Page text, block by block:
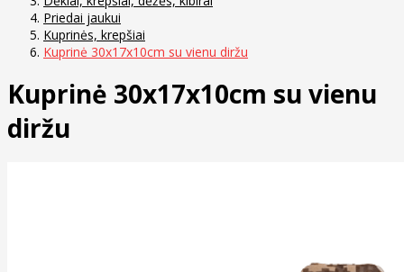
Priedai jaukui
Kuprinės, krepšiai
Kuprinė 30x17x10cm su vienu diržu
Kuprinė 30x17x10cm su vienu
diržu